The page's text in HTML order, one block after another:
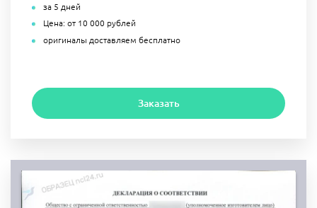
за 5 дней
Цена: от 10 000 рублей
оригиналы доставляем бесплатно
Заказать